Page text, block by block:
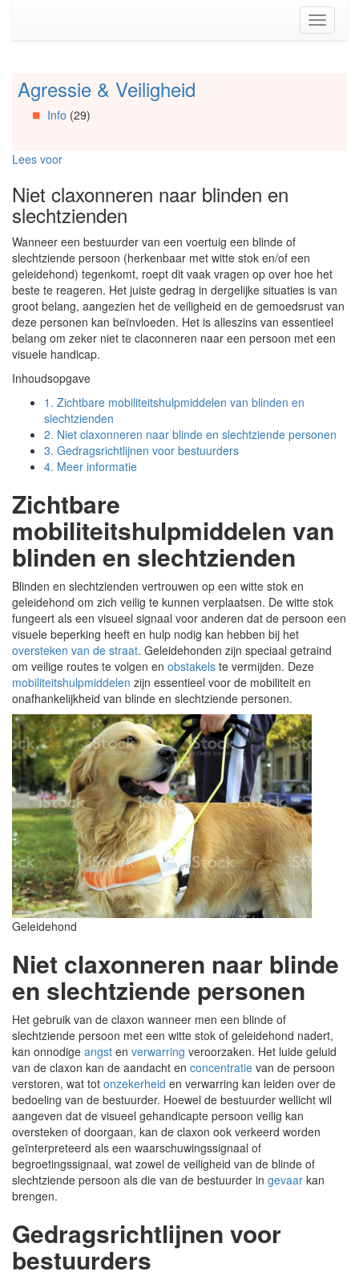
Spring
primaire
zijbalk
(Accesskey
Toggle
Spring
naar
Artikels
Info
naar
Organisaties
naar
Social
media
Agressie & Veiligheid
Info (29)
Lees voor
Niet claxonneren naar blinden en
slechtzienden
Wanneer een bestuurder van een voertuig een blinde of
slechtziende persoon (herkenbaar met witte stok en/of een
geleidehond) tegenkomt, roept dit vaak vragen op over hoe het
beste te reageren. Het juiste gedrag in dergelijke situaties is van
groot belang, aangezien het de veiligheid en de gemoedsrust van
deze personen kan beïnvloeden. Het is alleszins van essentieel
belang om zeker niet te claconneren naar een persoon met een
visuele handicap.
Inhoudsopgave
1. Zichtbare mobiliteitshulpmiddelen van blinden en
slechtzienden
2. Niet claxonneren naar blinde en slechtziende personen
3. Gedragsrichtlijnen voor bestuurders
4. Meer informatie
Zichtbare
mobiliteitshulpmiddelen van
blinden en slechtzienden
Blinden en slechtzienden vertrouwen op een witte stok en
geleidehond om zich veilig te kunnen verplaatsen. De witte stok
fungeert als een visueel signaal voor anderen dat de persoon een
visuele beperking heeft en hulp nodig kan hebben bij het
oversteken van de straat. Geleidehonden zijn speciaal getraind
om veilige routes te volgen en obstakels te vermijden. Deze
mobiliteitshulpmiddelen zijn essentieel voor de mobiliteit en
onafhankelijkheid van blinde en slechtziende personen.
Geleidehond
Niet claxonneren naar blinde
en slechtziende personen
Het gebruik van de claxon wanneer men een blinde of
slechtziende persoon met een witte stok of geleidehond nadert,
kan onnodige angst en verwarring veroorzaken. Het luide geluid
van de claxon kan de aandacht en concentratie van de persoon
verstoren, wat tot onzekerheid en verwarring kan leiden over de
bedoeling van de bestuurder. Hoewel de bestuurder wellicht wil
aangeven dat de visueel gehandicapte persoon veilig kan
oversteken of doorgaan, kan de claxon ook verkeerd worden
geïnterpreteerd als een waarschuwingssignaal of
begroetingssignaal, wat zowel de veiligheid van de blinde of
slechtziende persoon als die van de bestuurder in gevaar kan
brengen.
Gedragsrichtlijnen voor
bestuurders